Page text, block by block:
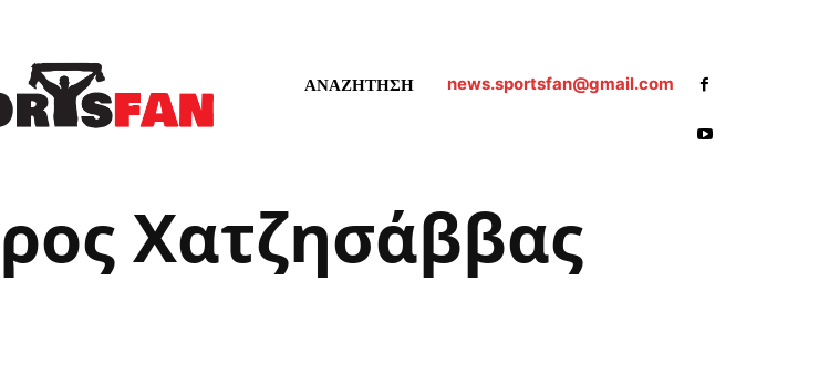
ΑΝΑΖΗΤΗΣΗ news.sportsfan@gmail.com
Χατζησάββας